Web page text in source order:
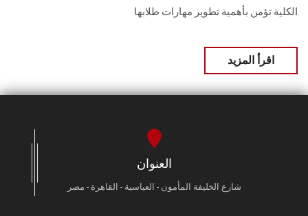
الكلية تؤمن بأهمية تطوير مهارات طلابها
اقرأ المزيد
العنوان
شارع الخليفة المأمون - العباسية - القاهرة - مصر